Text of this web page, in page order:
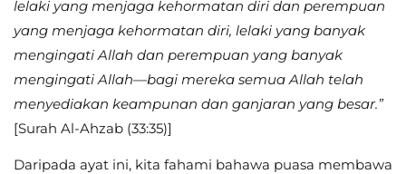
lelaki yang menjaga kehormatan diri dan perempuan
yang menjaga kehormatan diri, lelaki yang banyak
mengingati Allah dan perempuan yang banyak
mengingati Allah—bagi mereka semua Allah telah
menyediakan keampunan dan ganjaran yang besar.”
[Surah Al-Ahzab (33:35)]
Daripada ayat ini, kita fahami bahawa puasa membawa